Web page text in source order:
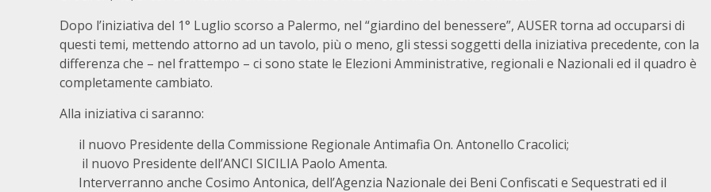
Dopo l’iniziativa del 1° Luglio scorso a Palermo, nel “giardino del benessere”, AUSER torna ad occuparsi di
questi temi, mettendo attorno ad un tavolo, più o meno, gli stessi soggetti della iniziativa precedente, con la
differenza che – nel frattempo – ci sono state le Elezioni Amministrative, regionali e Nazionali ed il quadro è
completamente cambiato.
Alla iniziativa ci saranno:
il nuovo Presidente della Commissione Regionale Antimafia On. Antonello Cracolici;
il nuovo Presidente dell’ANCI SICILIA Paolo Amenta.
Interverranno anche Cosimo Antonica, dell’Agenzia Nazionale dei Beni Confiscati e Sequestrati ed il